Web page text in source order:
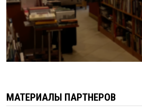
МАТЕРИАЛЫ ПАРТНЕРОВ